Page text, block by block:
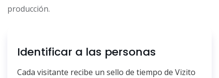
producción.
Identificar a las personas
Cada visitante recibe un sello de tiempo de Vizito